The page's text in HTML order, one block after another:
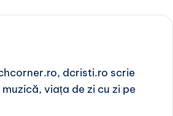
dcristi.ro scrie
viața de zi cu zi pe